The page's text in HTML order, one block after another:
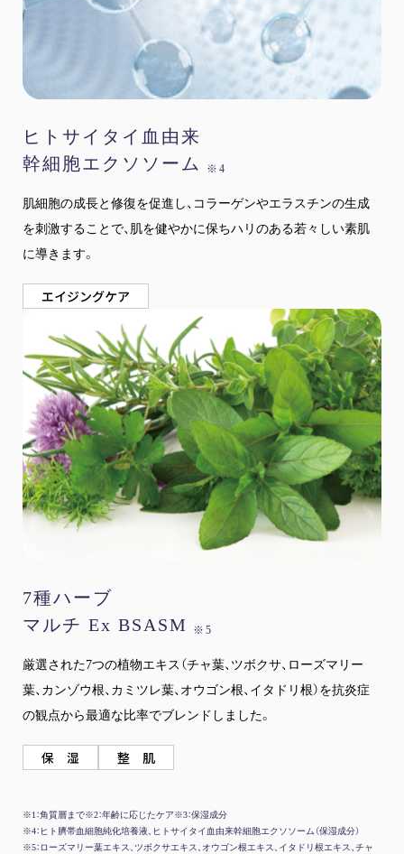
ヒトサイタイ血由来
幹細胞エクソソーム ※4
肌細胞の成長と修復を促進し、コラーゲンやエラスチンの生成
を刺激することで、肌を健やかに保ちハリのある若々しい素肌
に導きます。
エイジングケア
7種ハーブ
マルチ Ex BSASM ※5
厳選された7つの植物エキス（チャ葉、ツボクサ、ローズマリー
葉、カンゾウ根、カミツレ葉、オウゴン根、イタドリ根）を抗炎症
の観点から最適な比率でブレンドしました。
保 湿 整 肌
※1：角質層まで※2：年齢に応じたケア※3：保湿成分
※4：ヒト臍帯血細胞純化培養液、ヒトサイタイ血由来幹細胞エクソソーム（保湿成分）
※5：ローズマリー葉エキス、ツボクサエキス、オウゴン根エキス、イタドリ根エキス、チャ